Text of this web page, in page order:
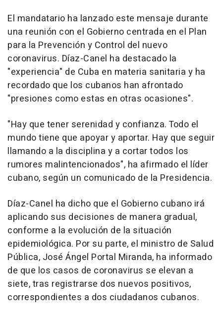
El mandatario ha lanzado este mensaje durante
una reunión con el Gobierno centrada en el Plan
para la Prevención y Control del nuevo
coronavirus. Díaz-Canel ha destacado la
"experiencia" de Cuba en materia sanitaria y ha
recordado que los cubanos han afrontado
"presiones como estas en otras ocasiones".
"Hay que tener serenidad y confianza. Todo el
mundo tiene que apoyar y aportar. Hay que seguir
llamando a la disciplina y a cortar todos los
rumores malintencionados", ha afirmado el líder
cubano, según un comunicado de la Presidencia.
Díaz-Canel ha dicho que el Gobierno cubano irá
aplicando sus decisiones de manera gradual,
conforme a la evolución de la situación
epidemiológica. Por su parte, el ministro de Salud
Pública, José Ángel Portal Miranda, ha informado
de que los casos de coronavirus se elevan a
siete, tras registrarse dos nuevos positivos,
correspondientes a dos ciudadanos cubanos.